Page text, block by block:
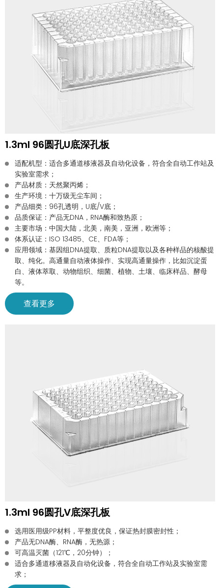
1.3ml 96圆孔U底深孔板
适配机型：适合多通道移液器及自动化设备，符合全自动工作站及
实验室需求；
产品材质：天然聚丙烯；
生产环境：十万级无尘车间；
产品细类：96孔透明，U底/V底；
品质保证：产品无DNA，RNA酶和致热原；
主要市场：中国大陆，北美，南美，亚洲，欧洲等；
体系认证：ISO 13485、CE、FDA等；
应用领域：基因组DNA提取、质粒DNA提取以及各种样品的核酸提
取、纯化。高通量自动液体操作、实现高通量操作，比如沉淀蛋
白、液体萃取、动物组织、细菌、植物、土壤、临床样品、酵母
等。
查看更多
1.3ml 96圆孔V底深孔板
选用医用级PP材料，平整度优良，保证热封膜密封性；
产品无DNA酶、RNA酶，无热源；
可高温灭菌（121℃，20分钟）；
适合多通道移液器及自动化设备，符合全自动工作站及实验室需
求；